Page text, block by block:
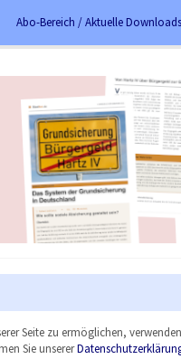
Abo-Bereich / Aktuelle Downloads
Seite zu ermöglichen,
Sie unserer